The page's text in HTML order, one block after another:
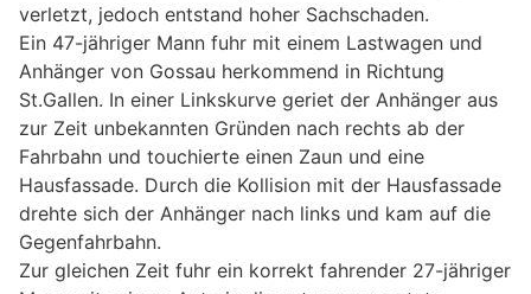
verletzt, jedoch entstand hoher Sachschaden.
Ein 47-jähriger Mann fuhr mit einem Lastwagen und
Anhänger von Gossau herkommend in Richtung
St.Gallen. In einer Linkskurve geriet der Anhänger aus
zur Zeit unbekannten Gründen nach rechts ab der
Fahrbahn und touchierte einen Zaun und eine
Hausfassade. Durch die Kollision mit der Hausfassade
drehte sich der Anhänger nach links und kam auf die
Gegenfahrbahn.
Zur gleichen Zeit fuhr ein korrekt fahrender 27-jähriger